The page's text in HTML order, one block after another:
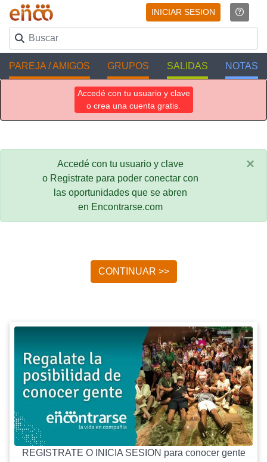
INICIAR SESION
PAREJA / AMIGOS GRUPOS SALIDAS NOTAS
Accedé con tu usuario y clave
o crea una cuenta gratis.
Accedé con tu usuario y clave
o Registrate para poder conectar con
las oportunidades que se abren
en Encontrarse.com
×
CONTINUAR >>
REGISTRATE O INICIA SESION para conocer gente